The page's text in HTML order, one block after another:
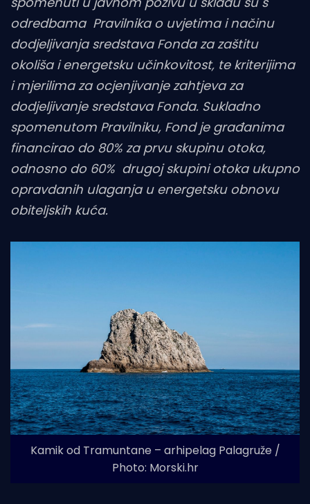
odredbama Pravilnika o uvjetima i načinu
dodjeljivanja sredstava Fonda za zaštitu
okoliša i energetsku učinkovitost, te kriterijima
i mjerilima za ocjenjivanje zahtjeva za
dodjeljivanje sredstava Fonda. Sukladno
spomenutom Pravilniku, Fond je građanima
financirao do 80% za prvu skupinu otoka,
odnosno do 60% drugoj skupini otoka ukupno
opravdanih ulaganja u energetsku obnovu
obiteljskih kuća.
Kamik od Tramuntane – arhipelag Palagruže /
Photo: Morski.hr